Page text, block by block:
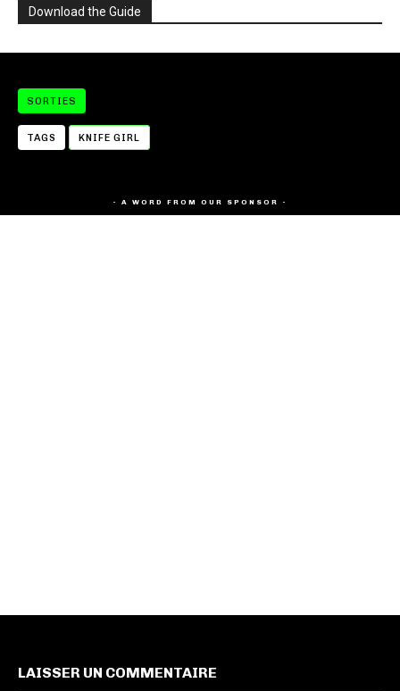
Download the Guide
SORTIES
TAGS KNIFE GIRL
- A WORD FROM OUR SPONSOR -
LAISSER UN COMMENTAIRE